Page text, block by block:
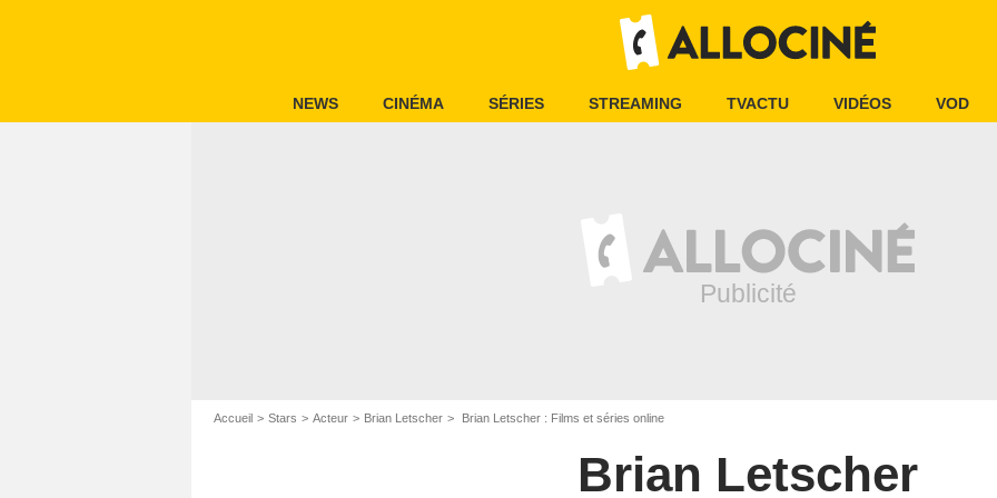
NEWS CINÉMA SÉRIES STREAMING TVACTU VIDÉOS VOD
Accueil Stars Acteur Brian Letscher Brian Letscher : Films et séries online
Brian Letscher